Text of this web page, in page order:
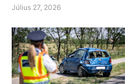
Július 27, 2026